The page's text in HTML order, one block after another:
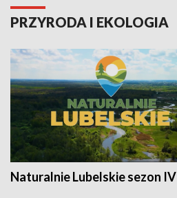
PRZYRODA I EKOLOGIA
Naturalnie Lubelskie sezon IV